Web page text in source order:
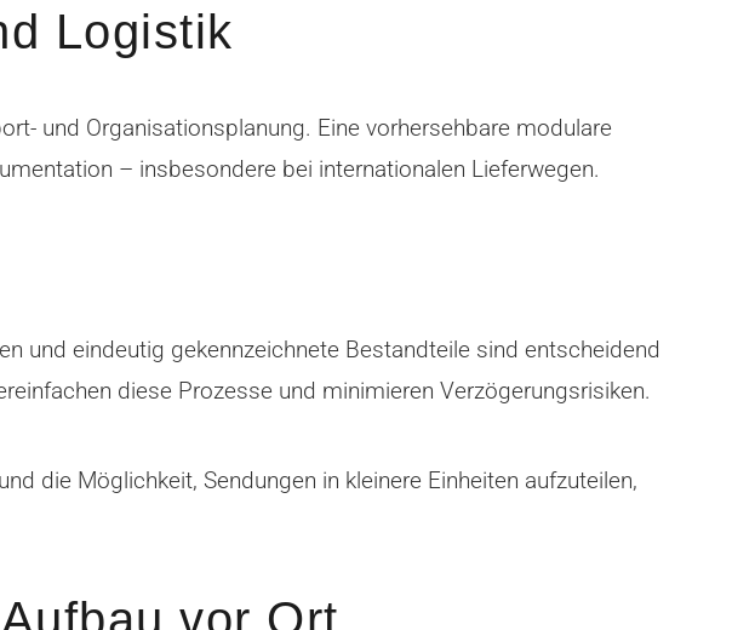
Logistik
und Organisationsplanung. Eine vorhersehbare modulare
– insbesondere bei internationalen Lieferwegen.
und eindeutig gekennzeichnete Bestandteile sind entscheidend
diese Prozesse und minimieren Verzögerungsrisiken.
die Möglichkeit, Sendungen in kleinere Einheiten aufzuteilen,
vor Ort